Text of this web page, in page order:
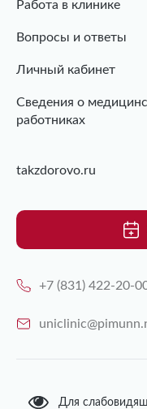
Работа в клинике
Вопросы и ответы
Личный кабинет
Сведения о
работниках
takzdorovo.ru
+7 (831) 422-20-
Для